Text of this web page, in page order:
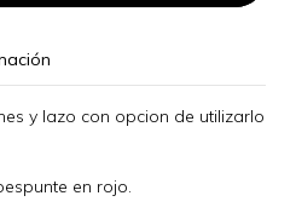
y lazo con opcion de utilizarlo
en rojo.